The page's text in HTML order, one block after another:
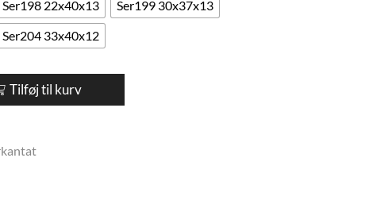
Ser198 22x40x13
Ser199 30x37x13
Ser204 33x40x12
Tilføj til kurv